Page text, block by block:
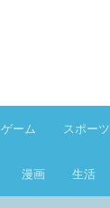
ゲーム スポーツ
漫画 生活